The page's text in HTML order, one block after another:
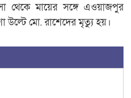
থেকে মায়ের সঙ্গে এওয়াজপুর
মো. রাশেদের মৃত্যু হয়।